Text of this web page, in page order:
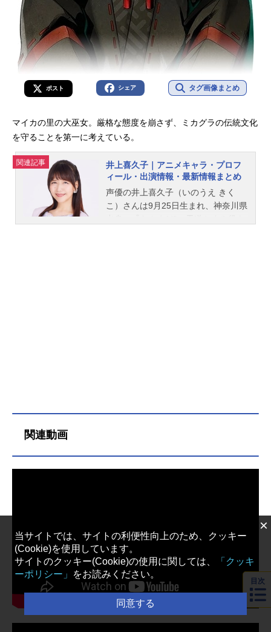
ポスト シェア タグ画像まとめ
マイカの里の大巫女。厳格な態度を崩さず、ミカグラの伝統文化
を守ることを第一に考えている。
関連記事
井上喜久子｜アニメキャラ・プロフ
ィール・出演情報・最新情報まとめ
声優の井上喜久子（いのうえ きく
こ）さんは9月25日生まれ、神奈川県
関連動画
目次
×
当サイトでは、サイトの利便性向上のため、クッキー
(Cookie)を使用しています。
サイトのクッキー(Cookie)の使用に関しては、
「クッキ
ーポリシー」
をお読みください。
同意する